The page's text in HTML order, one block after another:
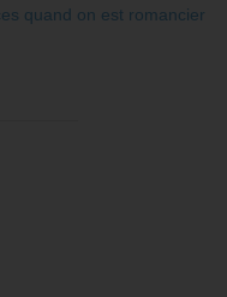
quand on est romancier